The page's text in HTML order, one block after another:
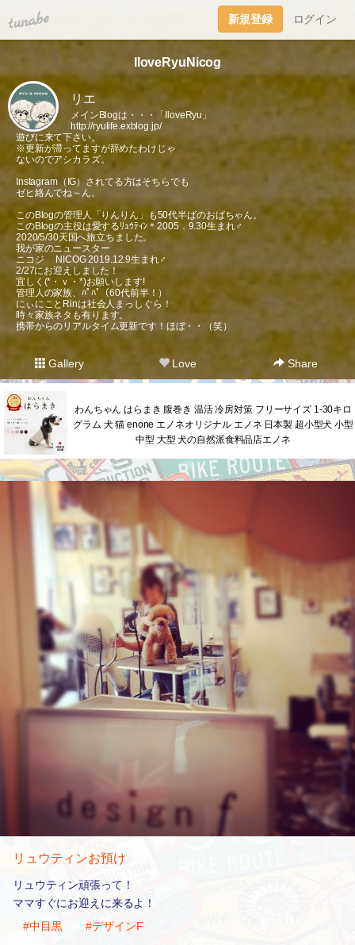
tuna.be 新規登録 ログイン
IloveRyuNicog
リエ
メインBlogは・・・「IloveRyu」
http://ryulife.exblog.jp/
遊びに来て下さい。
※更新が滞ってますが辞めたわけじゃ
ないのでアシカラズ。
Instagram（IG）されてる方はそちらでも
ゼヒ絡んでね～ん。
このBlogの管理人「りんりん」も50代半ばのおばちゃん。
このBlogの主役は愛するﾘｭｳﾃｨﾝ＊2005．9.30生まれ♂
2020/5/30天国へ旅立ちました。
我が家のニュースター
ニコジ NICOG 2019.12.9生まれ♂
2/27にお迎えしました！
宜しく(*・ｖ・*)お願いします!
管理人の家族、ﾊﾟﾊﾟ（60代前半！）
にぃにことRinは社会人まっしぐら！
時々家族ネタも有ります。
携帯からのリアルタイム更新です！ほぼ・・（笑）
Gallery Love Share
わんちゃん はらまき 腹巻き 温活 冷房対策 フリーサイズ 1-30キロ
グラム 犬 猫 enone エノネオリジナル エノネ 日本製 超小型犬 小型
中型 大型 犬の自然派食料品店エノネ
リュウティンお預け
リュウティン頑張って！
ママすぐにお迎えに来るよ！
#中目黒
#デザインF